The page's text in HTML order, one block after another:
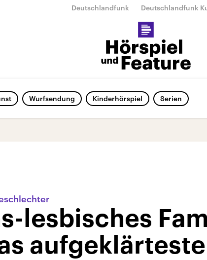
Deutschlandfunk Deutschlandfunk
Wurfsendung Kinderhörspiel Serien
lesbisches